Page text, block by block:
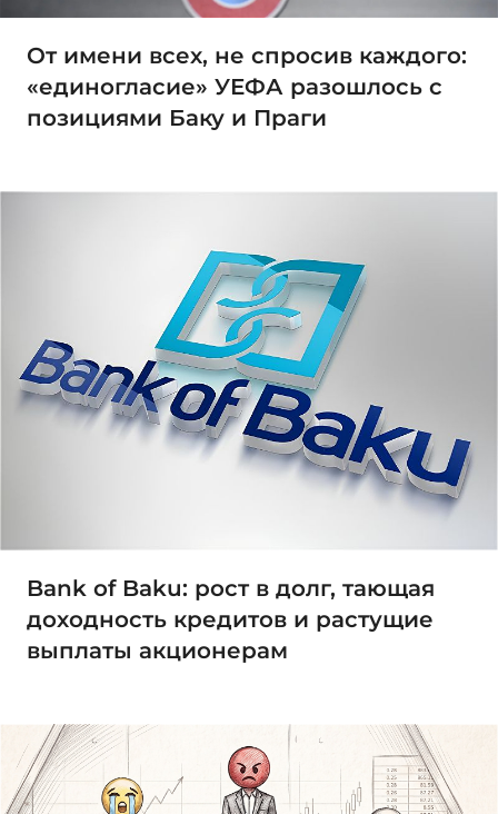
От имени всех, не спросив каждого:
«единогласие» УЕФА разошлось с
позициями Баку и Праги
Bank of Baku: рост в долг, тающая
доходность кредитов и растущие
выплаты акционерам